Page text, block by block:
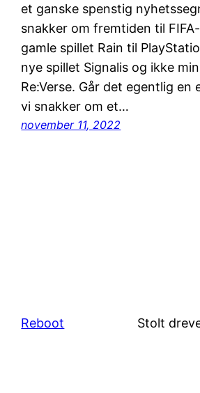
et ganske spenstig
snakker om fremtiden til
gamle spillet Rain til
nye spillet Signalis og ikke
Re:Verse. Går det egentlig en
vi snakker om et…
november 11, 2022
Reboot Stolt